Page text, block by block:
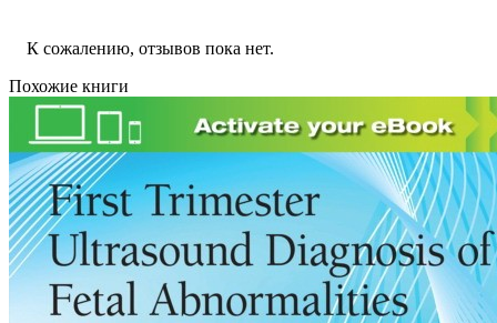
К сожалению, отзывов пока нет.
Похожие книги